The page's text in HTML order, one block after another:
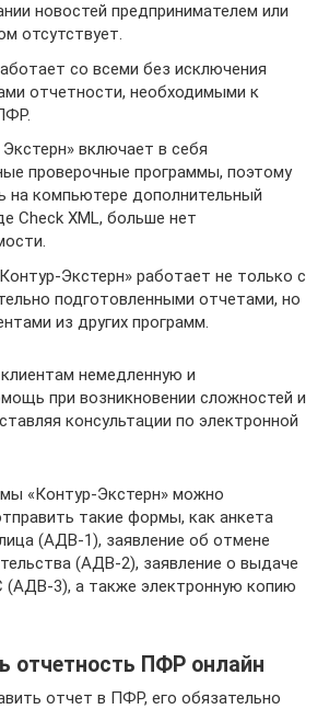
новостей предпринимателем или
отсутствует.
со всеми без исключения
отчетности, необходимыми к
включает в себя
проверочные программы, поэтому
на компьютере дополнительный
Check XML, больше нет
Экстерн» работает не только с
подготовленными отчетами, но
из других программ.
немедленную и
при возникновении сложностей и
консультации по электронной
«Контур-Экстерн» можно
такие формы, как анкета
(АДВ-1), заявление об отмене
(АДВ-2), заявление о выдаче
3), а также электронную копию
отчетность ПФР онлайн
отчет в ПФР, его обязательно